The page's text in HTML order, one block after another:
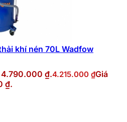
khí nén 70L Wadfow
4.790.000 ₫.4.215.000 ₫Giá
₫.